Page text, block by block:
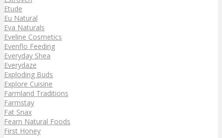
Etude
Eu Natural
Eva Naturals
Eveline Cosmetics
Evenflo Feeding
Everyday Shea
Everydaze
Exploding Buds
Explore Cuisine
Farmland Traditions
Farmstay
Fat Snax
Fearn Natural Foods
First Honey